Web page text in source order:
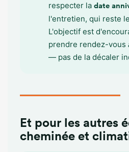
respecter la date
l'entretien, qui reste
L'objectif est
prendre rendez-vous
— pas de la décaler
Et pour les autres
cheminée et